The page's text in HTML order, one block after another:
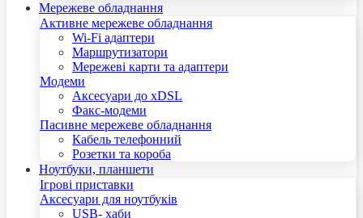
Мережеве обладнання
Активне мережеве обладнання
Wi-Fi адаптери
Маршрутизатори
Мережеві карти та адаптери
Модеми
Аксесуари до xDSL
Факс-модеми
Пасивне мережеве обладнання
Кабель телефонний
Розетки та короба
Ноутбуки, планшети
Ігрові приставки
Аксесуари для ноутбуків
USB- хаби